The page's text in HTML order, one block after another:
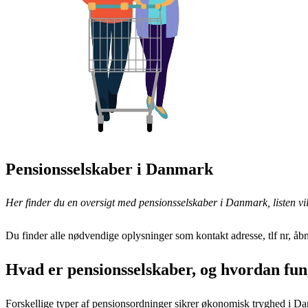
Pensionsselskaber i Danmark
Her finder du en oversigt med pensionsselskaber i Danmark, listen
Du finder alle nødvendige oplysninger som kontakt adresse, tlf nr,
Hvad er pensionsselskaber, og hvordan
Forskellige typer af pensionsordninger sikrer økonomisk tryghed i